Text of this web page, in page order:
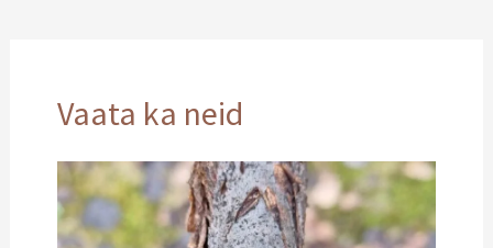
Vaata ka neid